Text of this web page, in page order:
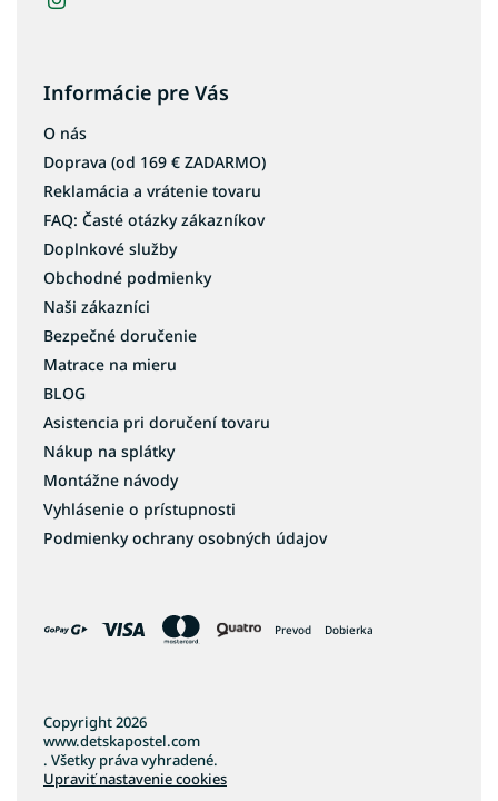
Informácie pre Vás
O nás
Doprava (od 169 € ZADARMO)
Reklamácia a vrátenie tovaru
FAQ: Časté otázky zákazníkov
Doplnkové služby
Obchodné podmienky
Naši zákazníci
Bezpečné doručenie
Matrace na mieru
BLOG
Asistencia pri doručení tovaru
Nákup na splátky
Montážne návody
Vyhlásenie o prístupnosti
Podmienky ochrany osobných údajov
Prevod Dobierka
Copyright 2026
www.detskapostel.com
. Všetky práva vyhradené.
Upraviť nastavenie cookies